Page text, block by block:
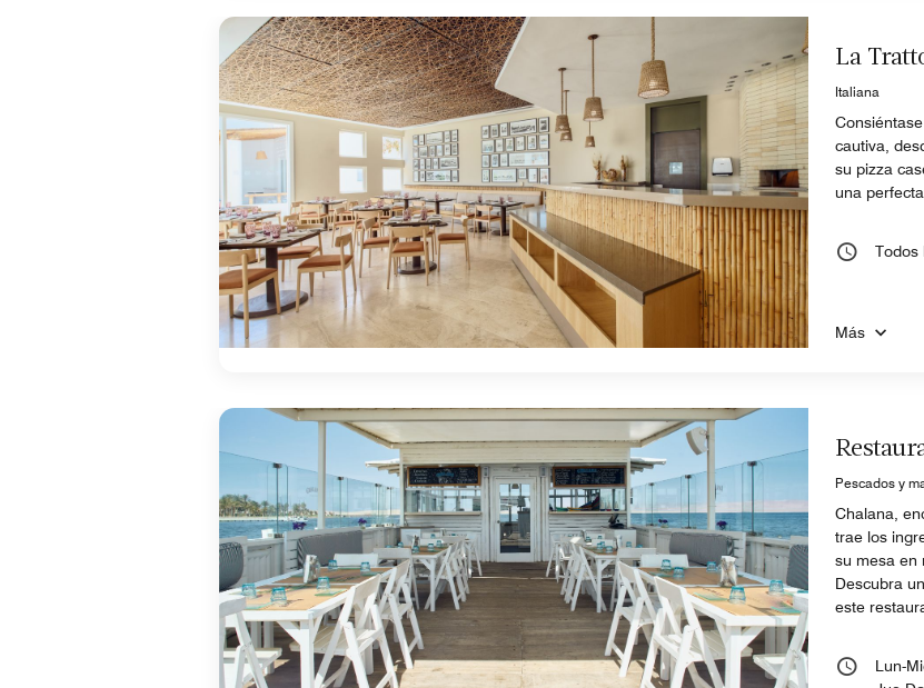
La
Italiana
cautiva,
su pizza
una
Todos
Más
Pescados y
Chalana,
trae los
su mesa en
Descubra
este
Lun-